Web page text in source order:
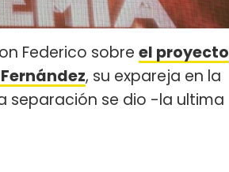
Federico sobre el proyecto
, su expareja en la
separación se dio -la ultima